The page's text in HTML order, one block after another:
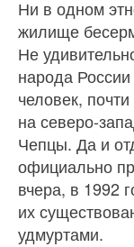
Ни в одном
жилище
Не
народа
человек,
на северо-
Чепцы. Да и
официально
вчера, в 1992
их
удмуртами.